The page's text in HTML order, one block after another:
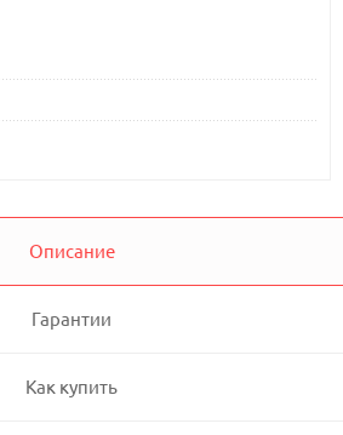
Описание
Гарантии
Как купить